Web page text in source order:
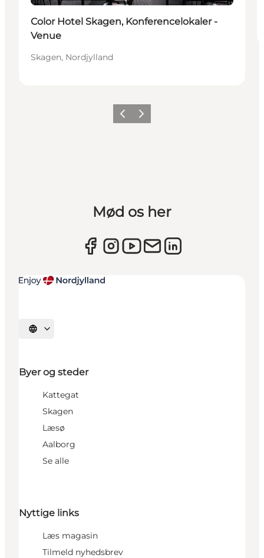
Color Hotel Skagen, Konferencelokaler -
Venue
Skagen, Nordjylland
ForrigeNæste
Mød os her
Vælg sprog
Byer og steder
Kattegat
Skagen
Læsø
Aalborg
Se alle
Nyttige links
Læs magasin
Tilmeld nyhedsbrev